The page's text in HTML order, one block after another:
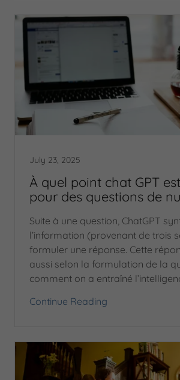
July 23, 2025
À quel point chat GPT
pour des questions de
Suite à une question, ChatGPT
l’information (provenant de trois
formuler une réponse. Cette
aussi selon la formulation de la
comment on a entraîné
Continue Reading